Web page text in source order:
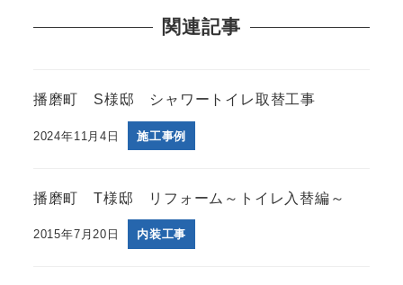
関連記事
播磨町 S様邸 シャワートイレ取替工事
2024年11月4日 施工事例
播磨町 T様邸 リフォーム～トイレ入替編～
2015年7月20日 内装工事